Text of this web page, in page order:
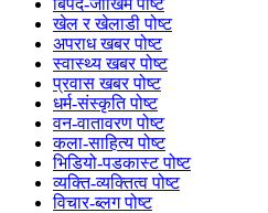
बिपद-जोखिम पोष्ट
खेल र खेलाडी पोष्ट
अपराध खबर पोष्ट
स्वास्थ्य खबर पोष्ट
प्रवास खबर पोष्ट
धर्म-संस्कृति पोष्ट
वन-वातावरण पोष्ट
कला-साहित्य पोष्ट
भिडियो-पडकास्ट पोष्ट
व्यक्ति-व्यक्तित्व पोष्ट
विचार-ब्लग पोष्ट